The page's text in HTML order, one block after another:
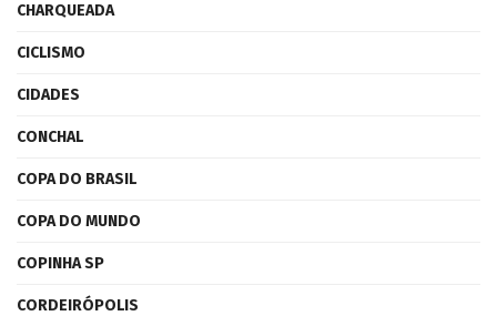
CHARQUEADA
CICLISMO
CIDADES
CONCHAL
COPA DO BRASIL
COPA DO MUNDO
COPINHA SP
CORDEIRÓPOLIS